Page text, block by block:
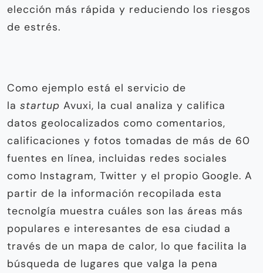
elección más rápida y reduciendo los riesgos
de estrés.
Como ejemplo está el servicio de
la startup Avuxi, la cual analiza y califica
datos geolocalizados como comentarios,
calificaciones y fotos tomadas de más de 60
fuentes en línea, incluidas redes sociales
como Instagram, Twitter y el propio Google. A
partir de la información recopilada esta
tecnolgía muestra cuáles son las áreas más
populares e interesantes de esa ciudad a
través de un mapa de calor, lo que facilita la
búsqueda de lugares que valga la pena